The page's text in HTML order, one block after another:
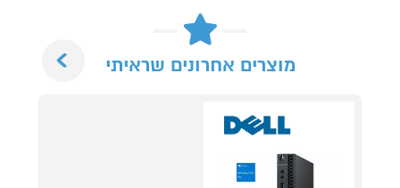
מוצרים אחרונים שראיתי